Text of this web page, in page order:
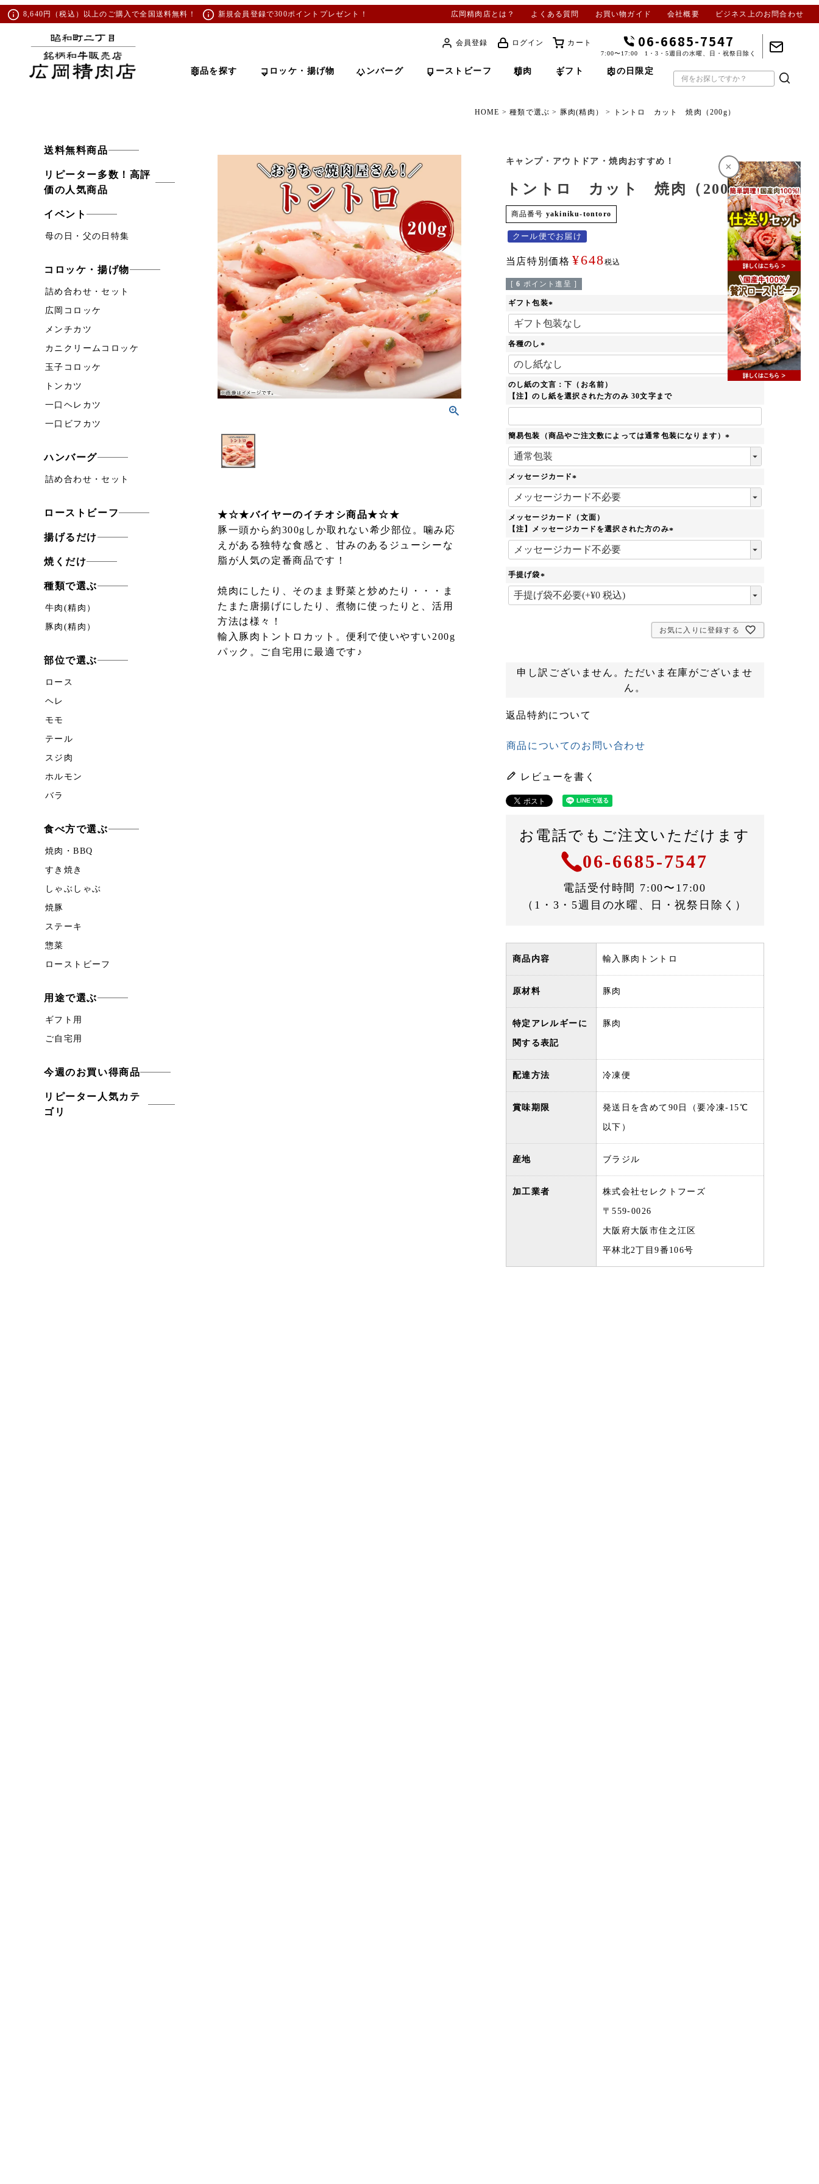
8,640円（税込）以上のご購入で全国送料無料！ 新規会員登録で300ポイントプレゼント！ 広岡精肉店とは？ よくある質問 お買い物ガイド 会社概要 ビジネス上のお問合わせ
会員登録 ログイン カート 06-6685-7547
7:00〜17:00 1・3・5週目の水曜、日・祝祭日除く
商品を探す コロッケ・揚げ物 ハンバーグ ローストビーフ 精肉 ギフト 肉の日限定
×
HOME 種類で選ぶ 豚肉(精肉） トントロ カット 焼肉（200g）
送料無料商品
リピーター多数！高評
価の人気商品
イベント
母の日・父の日特集
コロッケ・揚げ物
詰め合わせ・セット
広岡コロッケ
メンチカツ
カニクリームコロッケ
玉子コロッケ
トンカツ
一口ヘレカツ
一口ビフカツ
ハンバーグ
詰め合わせ・セット
ローストビーフ
揚げるだけ
焼くだけ
種類で選ぶ
牛肉(精肉）
豚肉(精肉）
部位で選ぶ
ロース
ヘレ
モモ
テール
スジ肉
ホルモン
バラ
食べ方で選ぶ
焼肉・BBQ
すき焼き
しゃぶしゃぶ
焼豚
ステーキ
惣菜
ローストビーフ
用途で選ぶ
ギフト用
ご自宅用
今週のお買い得商品
リピーター人気カテ
ゴリ
★☆★バイヤーのイチオシ商品★☆★
豚一頭から約300gしか取れない希少部位。噛み応
えがある独特な食感と、甘みのあるジューシーな
脂が人気の定番商品です！
焼肉にしたり、そのまま野菜と炒めたり・・・ま
たまた唐揚げにしたり、煮物に使ったりと、活用
方法は様々！
輸入豚肉トントロカット。便利で使いやすい200g
パック。ご自宅用に最適です♪
キャンプ・アウトドア・焼肉おすすめ！
トントロ カット 焼肉（200g）
商品番号 yakiniku-tontoro
クール便でお届け
当店特別価格 ¥648税込
[ 6 ポイント進呈 ]
ギフト包装
必
各種のし
(
必
須
)
のし紙の文言：下（お名前）
【注】のし紙を選択された方のみ 30文字まで
簡易包装（商品やご注文数によっては通常包装になります）
メッセージカード
須
)
メッセージカード（文面）
【注】メッセージカードを選択された方のみ
手提げ袋
(
必
お気に入りに登録する
申し訳ございません。ただいま在庫がございませ
ん。
返品特約について
商品についてのお問い合わせ
レビューを書く
お電話でもご注文いただけます
06-6685-7547
電話受付時間 7:00〜17:00
（1・3・5週目の水曜、日・祝祭日除く）
商品内容 輸入豚肉トントロ
原材料 豚肉
特定アレルギーに
関する表記
豚肉
配達方法 冷凍便
賞味期限 発送日を含めて90日（要冷凍-15℃
以下）
産地 ブラジル
加工業者 株式会社セレクトフーズ
〒559-0026
大阪府大阪市住之江区
平林北2丁目9番106号